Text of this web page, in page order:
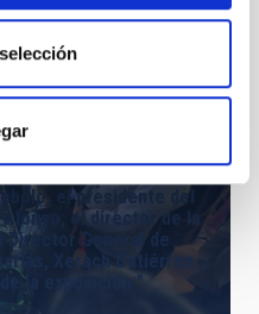
el presidente del
Alonso, el director de la
Director General de
Xerach Gutiérrez
la exposición "